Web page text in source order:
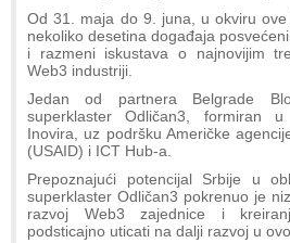
Od 31. maja do 9. juna, u okviru
nekoliko desetina događaja
i razmeni iskustava o najnovijim
Web3 industriji.
Jedan od partnera Belgrade
superklaster Odličan3, formiran
Inovira, uz podršku Američke
(USAID) i ICT Hub-a.
Prepoznajući potencijal Srbije u
superklaster Odličan3 pokrenuo je
razvoj Web3 zajednice i
podsticajno uticati na dalji razvoj u